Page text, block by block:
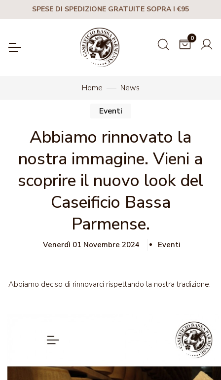
SPESE DI SPEDIZIONE GRATUITE SOPRA I €95
0
Home News
Eventi
Abbiamo rinnovato la
nostra immagine. Vieni a
scoprire il nuovo look del
Caseificio Bassa
Parmense.
Venerdì 01 Novembre 2024 Eventi
Abbiamo deciso di rinnovarci rispettando la nostra tradizione.